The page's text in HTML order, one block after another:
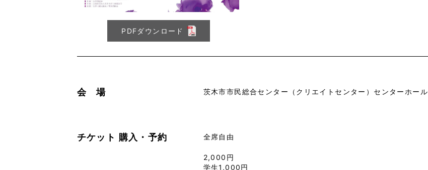
PDFダウンロード
会 場 茨木市市民総合センター（クリエイトセンター）センターホール
チケット 購入・予約 全席自由
2,000円
学生1,000円